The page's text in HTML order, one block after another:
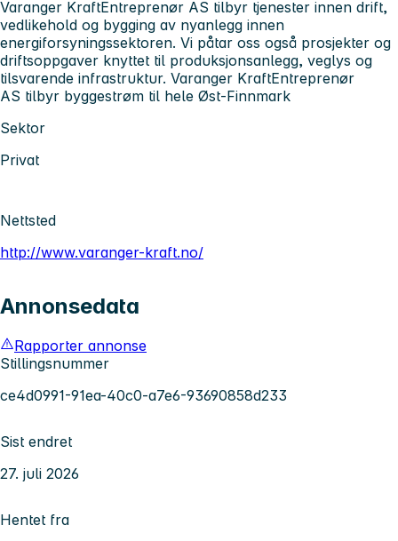
Varanger KraftEntreprenør AS tilbyr tjenester innen drift,
vedlikehold og bygging av nyanlegg innen
energiforsyningssektoren. Vi påtar oss også prosjekter og
driftsoppgaver knyttet til produksjonsanlegg, veglys og
tilsvarende infrastruktur. Varanger KraftEntreprenør
AS tilbyr byggestrøm til hele Øst-Finnmark
Sektor
Privat
Nettsted
http://www.varanger-kraft.no/
Annonsedata
Rapporter annonse
Stillingsnummer
ce4d0991-91ea-40c0-a7e6-93690858d233
Sist endret
27. juli 2026
Hentet fra